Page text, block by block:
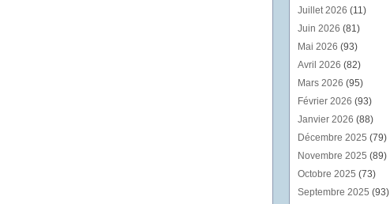
Juillet 2026 (11)
Juin 2026 (81)
Mai 2026 (93)
Avril 2026 (82)
Mars 2026 (95)
Février 2026 (93)
Janvier 2026 (88)
Décembre 2025 (79)
Novembre 2025 (89)
Octobre 2025 (73)
Septembre 2025 (93)